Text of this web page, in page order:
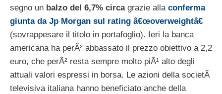
segno un balzo del 6,7% circa grazie alla conferma
giunta da Jp Morgan sul rating â€œoverweightâ€
(sovrappesare il titolo in portafoglio). Ieri la banca
americana ha perÃ² abbassato il prezzo obiettivo a 2,2
euro, che perÃ² resta sempre molto piÃ¹ alto degli
attuali valori espressi in borsa. Le azioni della societÃ
televisiva italiana hanno beneficiato anche della